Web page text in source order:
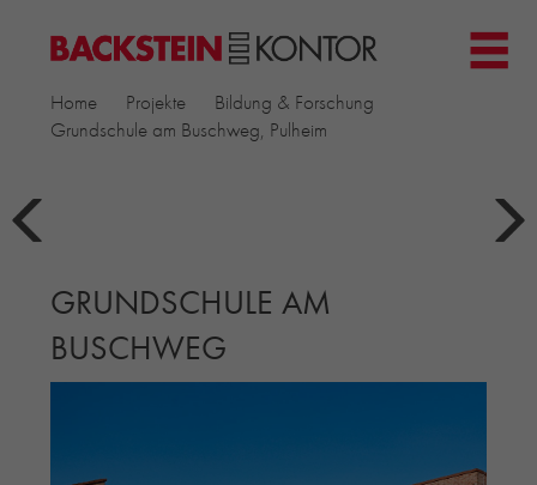
PROJEKTE
EINFAMILIENHÄUSER
ÖFFENTLICHE BAUTEN
BILDUNG & FORSCHUNG
Home Projekte
Bildung & Forschung
Grundschule am Buschweg, Pulheim
GRUNDSCHULE AM
BUSCHWEG